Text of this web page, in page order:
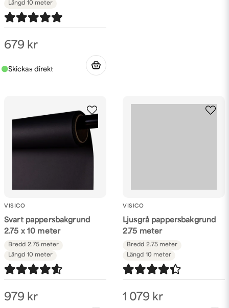
Längd 10 meter
679 kr
VISICO
Svart pappersbakgrund
2.75 x 10 meter
Bredd 2.75 meter
Längd 10 meter
979 kr
VISICO
Ljusgrå pappersbakgrund
2.75 meter
Bredd 2.75 meter
Längd 10 meter
1 079 kr